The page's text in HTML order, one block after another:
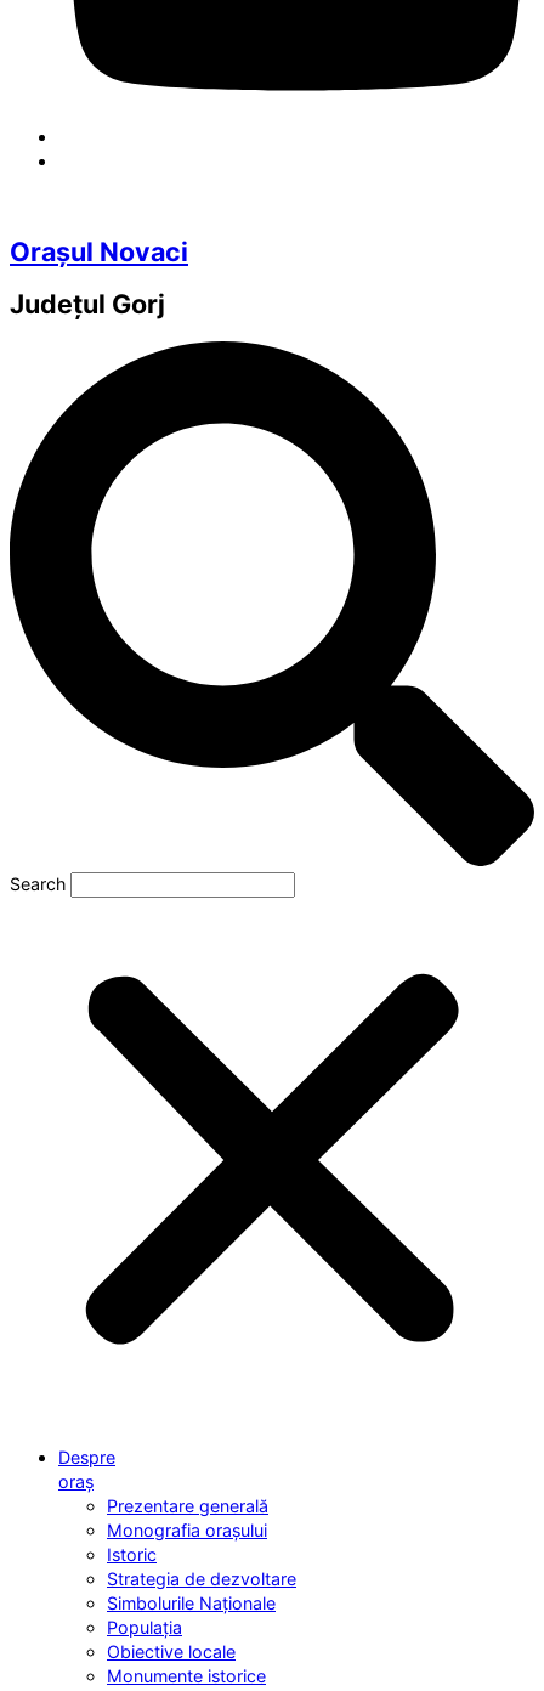
Orașul Novaci
Județul Gorj
Search
Despre
oraș
Prezentare generală
Monografia orașului
Istoric
Strategia de dezvoltare
Simbolurile Naționale
Populația
Obiective locale
Monumente istorice